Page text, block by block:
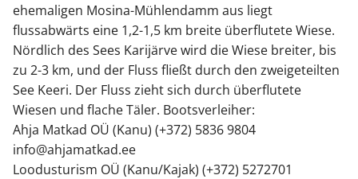
ehemaligen Mosina-Mühlendamm aus liegt
flussabwärts eine 1,2-1,5 km breite überflutete Wiese.
Nördlich des Sees Karijärve wird die Wiese breiter, bis
zu 2-3 km, und der Fluss fließt durch den zweigeteilten
See Keeri. Der Fluss zieht sich durch überflutete
Wiesen und flache Täler. Bootsverleiher:
Ahja Matkad OÜ (Kanu) (+372) 5836 9804
info@ahjamatkad.ee
Loodusturism OÜ (Kanu/Kajak) (+372) 5272701